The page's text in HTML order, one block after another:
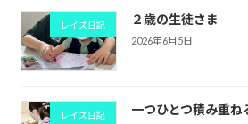
レイズ日記 ２歳の生徒さま
2026年6月5日
レイズ日記 一つひとつ積み重ね